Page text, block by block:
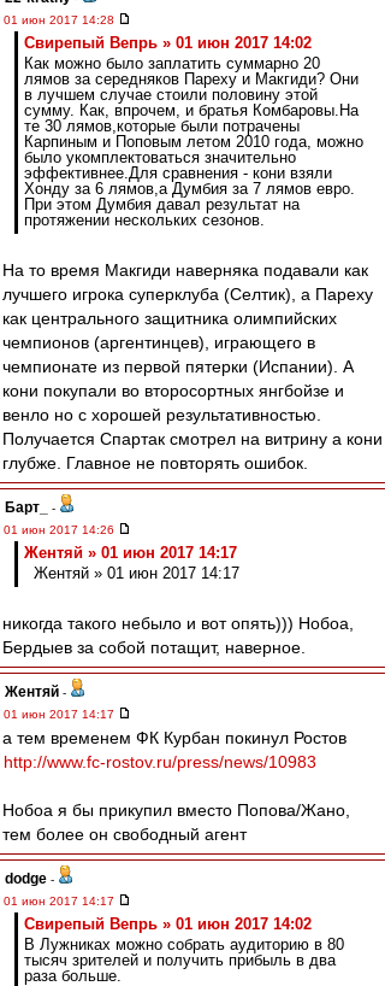
01 июн 2017 14:28
Свирепый Вепрь » 01 июн 2017 14:02
Как можно было заплатить суммарно 20
лямов за середняков Пареху и Макгиди? Они
в лучшем случае стоили половину этой
сумму. Как, впрочем, и братья Комбаровы.На
те 30 лямов,которые были потрачены
Карпиным и Поповым летом 2010 года, можно
было укомплектоваться значительно
эффективнее.Для сравнения - кони взяли
Хонду за 6 лямов,а Думбия за 7 лямов евро.
При этом Думбия давал результат на
протяжении нескольких сезонов.
На то время Макгиди наверняка подавали как
лучшего игрока суперклуба (Селтик), а Пареху
как центрального защитника олимпийских
чемпионов (аргентинцев), играющего в
чемпионате из первой пятерки (Испании). А
кони покупали во второсортных янгбойзе и
венло но с хорошей результативностью.
Получается Спартак смотрел на витрину а кони
глубже. Главное не повторять ошибок.
Барт_
-
01 июн 2017 14:26
Жентяй » 01 июн 2017 14:17
Жентяй » 01 июн 2017 14:17
никогда такого небыло и вот опять))) Нобоа,
Бердыев за собой потащит, наверное.
Жентяй -
01 июн 2017 14:17
а тем временем ФК Курбан покинул Ростов
http://www.fc-rostov.ru/press/news/10983
Нобоа я бы прикупил вместо Попова/Жано,
тем более он свободный агент
dodge -
01 июн 2017 14:17
Свирепый Вепрь » 01 июн 2017 14:02
В Лужниках можно собрать аудиторию в 80
тысяч зрителей и получить прибыль в два
раза больше.